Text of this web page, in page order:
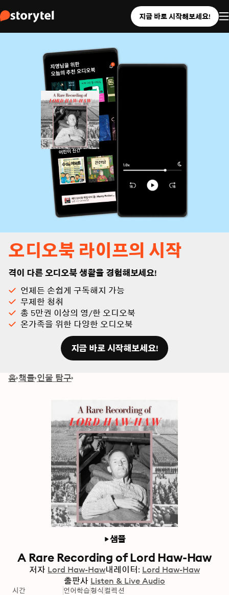
지금 바로 시작해보세요!
오디오북 라이프의 시작
격이 다른 오디오북 생활을 경험해보세요!
언제든 손쉽게 구독해지 가능
무제한 청취
총 5만권 이상의 영/한 오디오북
온가족을 위한 다양한 오디오북
지금 바로 시작해보세요!
홈 책들 인물 탐구
샘플
A Rare Recording of Lord Haw-Haw
저자 Lord Haw-Haw내레이터: Lord Haw-Haw
출판사 Listen & Live Audio
시간 언어학습형식 컬렉션